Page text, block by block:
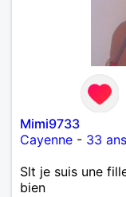
Mimi9733
Cayenne - 33 ans
Slt je suis une
bien